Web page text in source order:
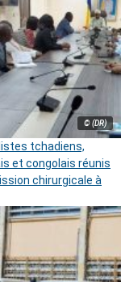
© (DR)
tchadiens,
et congolais réunis
chirurgicale à